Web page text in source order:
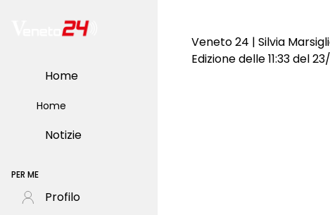
Home
Home
Notizie
PER ME
Profilo
Veneto 24 | Silvia
Edizione delle 11:33 del